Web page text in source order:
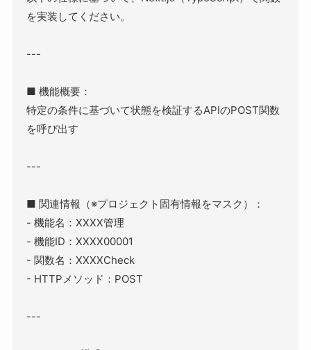
を実装してください。
---
■ 機能概要：
特定の条件に基づいて状態を検証するAPIのPOST関数
を呼び出す
---
■ 関連情報（※プロジェクト固有情報をマスク）：
- 機能名：XXXX管理
- 機能ID：XXXX00001
- 関数名：XXXXCheck
- HTTPメソッド：POST
---